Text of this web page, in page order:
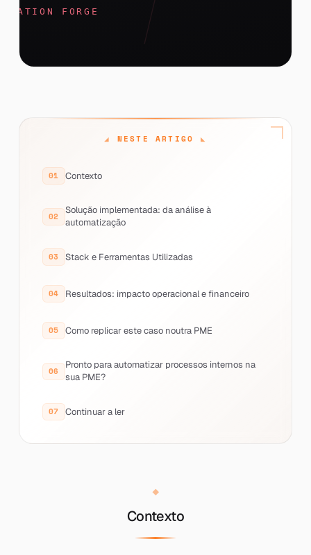
NESTE ARTIGO
Contexto
Solução implementada: da análise à
automatização
Stack e Ferramentas Utilizadas
Resultados: impacto operacional e financeiro
Como replicar este caso noutra PME
Pronto para automatizar processos internos na
sua PME?
Continuar a ler
Contexto